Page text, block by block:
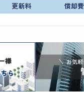
更新料 償却費